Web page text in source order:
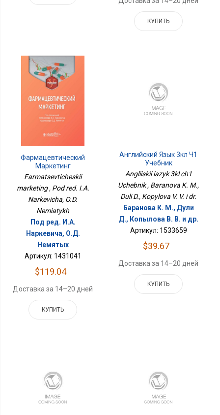
КУПИТЬ
Фармацевтический
Маркетинг
Farmatsevticheskii
marketing , Pod red. I.A.
Narkevicha, O.D.
Nemiatykh
Под ред. И.А.
Наркевича, О.Д.
Немятых
Артикул: 1431041
$119.04
Доставка за 14–20 дней
КУПИТЬ
Английский Язык 3кл Ч1
Учебник
Angliiskii iazyk 3kl ch1
Uchebnik , Baranova K. M.,
Duli D., Kopylova V. V. i dr.
Баранова К. М., Дули
Д., Копылова В. В. и др.
Артикул: 1533659
$39.67
Доставка за 14–20 дней
КУПИТЬ